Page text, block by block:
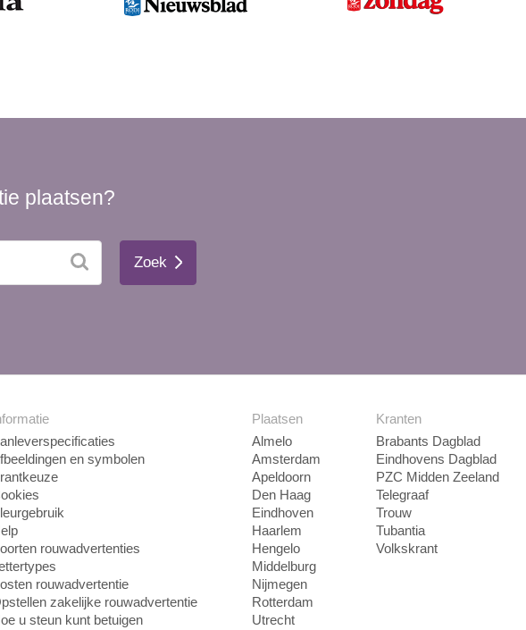
plaatsen?
Zoek
en symbolen
rouwadvertenties
rouwadvertentie
zakelijke rouwadvertentie
u steun kunt betuigen
Plaatsen
Almelo
Amsterdam
Apeldoorn
Den Haag
Eindhoven
Haarlem
Hengelo
Middelburg
Nijmegen
Rotterdam
Utrecht
Kranten
Brabants Dagblad
Eindhovens Dagblad
PZC Midden Zeeland
Telegraaf
Trouw
Tubantia
Volkskrant